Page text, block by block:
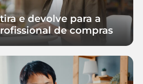
e devolve para a
de compras